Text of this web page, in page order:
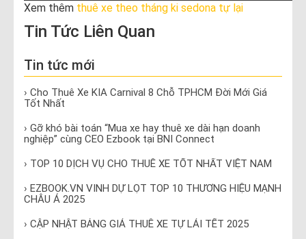
Xem thêm thuê xe theo tháng ki sedona tự lại
Tin Tức Liên Quan
Tin tức mới
› Cho Thuê Xe KIA Carnival 8 Chỗ TPHCM Đời Mới Giá
Tốt Nhất
› Gỡ khó bài toán “Mua xe hay thuê xe dài hạn doanh
nghiệp” cùng CEO Ezbook tại BNI Connect
› TOP 10 DỊCH VỤ CHO THUÊ XE TỐT NHẤT VIỆT NAM
› EZBOOK.VN VINH DỰ LỌT TOP 10 THƯƠNG HIỆU MẠNH
CHÂU Á 2025
› CẬP NHẬT BẢNG GIÁ THUÊ XE TỰ LÁI TẾT 2025